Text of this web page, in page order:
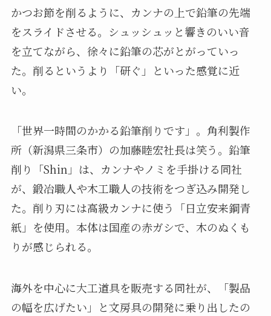
かつお節を削るように、カンナの上で鉛筆の先端
をスライドさせる。シュッシュッと響きのいい音
を立てながら、徐々に鉛筆の芯がとがっていっ
た。削るというより「研ぐ」といった感覚に近
い。
「世界一時間のかかる鉛筆削りです」。角利製作
所（新潟県三条市）の加藤睦宏社長は笑う。鉛筆
削り「Shin」は、カンナやノミを手掛ける同社
が、鍛冶職人や木工職人の技術をつぎ込み開発し
た。削り刃には高級カンナに使う「日立安来鋼青
紙」を使用。本体は国産の赤ガシで、木のぬくも
りが感じられる。
海外を中心に大工道具を販売する同社が、「製品
の幅を広げたい」と文房具の開発に乗り出したの